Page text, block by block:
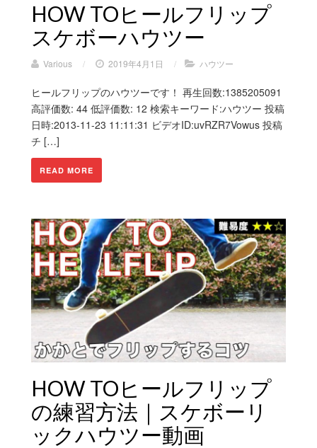
HOW TOヒールフリップ
スケボーハウツー
Various / 2019年4月1日 / ハウツー
ヒールフリップのハウツーです！︎ 再生回数:1385205091
高評価数: 44 低評価数: 12 検索キーワード:ハウツー 投稿
日時:2013-11-23 11:11:31 ビデオID:uvRZR7Vowus 投稿
チ […]
READ MORE
HOW TOヒールフリップ
の練習方法｜スケボーリ
ックハウツー動画